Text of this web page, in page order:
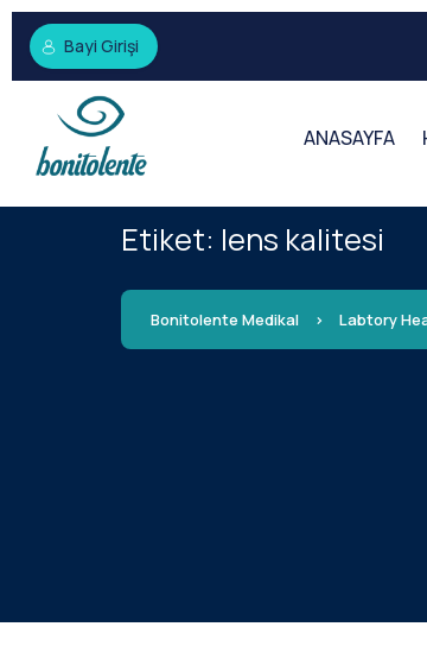
Bayi Girişi
ANASAYFA
Etiket: lens kalitesi
Bonitolente Medikal > Labtory